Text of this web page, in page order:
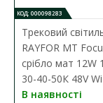
організації
957.69 грн
КОД: 000098283
Трековий
RAYFOR MT
срібло мат 12W
30-40-50К 48V
В наявності